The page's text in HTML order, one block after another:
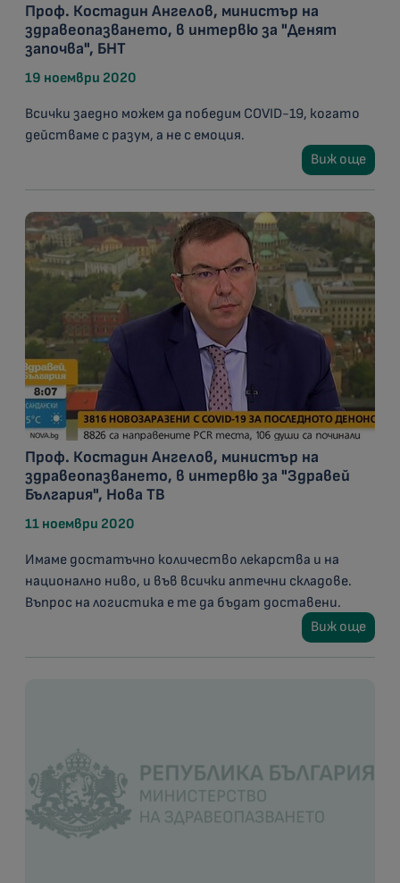
Проф. Костадин Ангелов, министър на
здравеопазването, в интервю за "Денят
започва", БНТ
19 ноември 2020
Всички заедно можем да победим COVID-19, когато
действаме с разум, а не с емоция.
Виж още
Проф. Костадин Ангелов, министър на
здравеопазването, в интервю за "Здравей
България", Нова ТВ
11 ноември 2020
Имаме достатъчно количество лекарства и на
национално ниво, и във всички аптечни складове.
Въпрос на логистика е те да бъдат доставени.
Виж още